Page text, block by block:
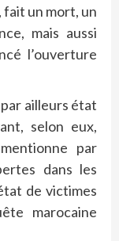
fait un mort, un
mais aussi
l’ouverture
ailleurs état
selon eux,
par
dans les
de victimes
marocaine